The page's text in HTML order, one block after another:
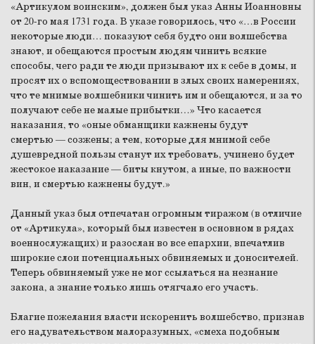
«Артикулом воинским», должен был указ Анны Иоанновны
от 20-го мая 1731 года. В указе говорилось, что «…в России
некоторые люди… показуют себя будто они волшебства
знают, и обещаются простым людям чинить всякие
способы, чего ради те люди призывают их к себе в домы, и
просят их о вспомоществовании в злых своих намерениях,
что те мнимые волшебники чинить им и обещаются, и за то
получают себе не малые прибытки…» Что касается
наказания, то «оные обманщики кажнены будут
смертью — созжены; а тем, которые для мнимой себе
душевредной пользы станут их требовать, учинено будет
жестокое наказание — биты кнутом, а иные, по важности
вин, и смертью кажнены будут.»
Данный указ был отпечатан огромным тиражом (в отличие
от «Артикула», который был известен в основном в рядах
военнослужащих) и разослан во все епархии, впечатлив
широкие слои потенциальных обвиняемых и доносителей.
Теперь обвиняемый уже не мог ссылаться на незнание
закона, а знание только лишь отягчало его участь.
Благие пожелания власти искоренить волшебство, признав
его надувательством малоразумных, «смеха подобным